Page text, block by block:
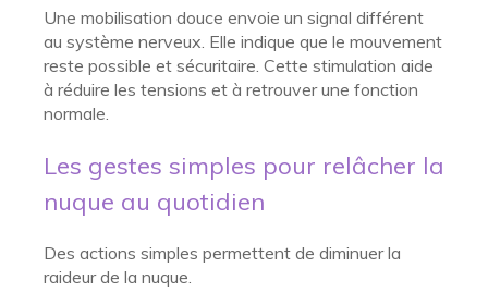
Une mobilisation douce envoie un signal différent
au système nerveux. Elle indique que le mouvement
reste possible et sécuritaire. Cette stimulation aide
à réduire les tensions et à retrouver une fonction
normale.
Les gestes simples pour relâcher la
nuque au quotidien
Des actions simples permettent de diminuer la
raideur de la nuque.